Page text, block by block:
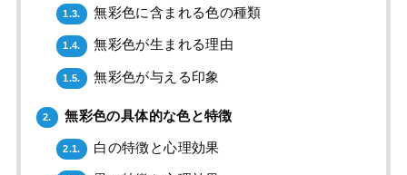
1.3. 無彩色に含まれる色の種類
1.4. 無彩色が生まれる理由
1.5. 無彩色が与える印象
2. 無彩色の具体的な色と特徴
2.1. 白の特徴と心理効果